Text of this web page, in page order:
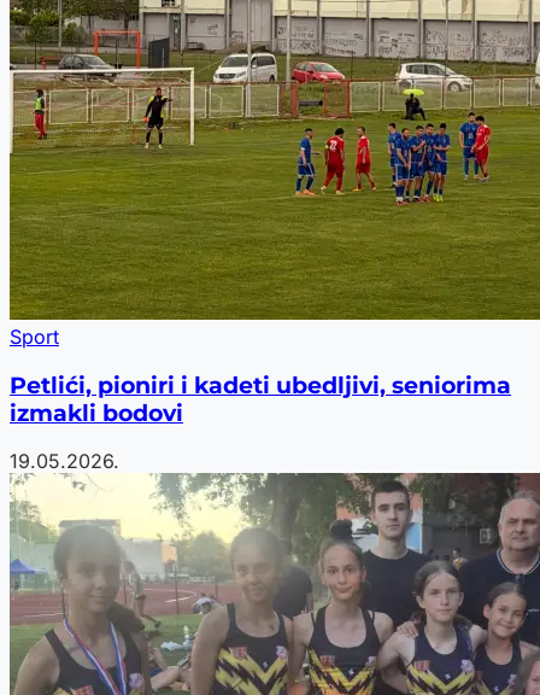
Sport
Petlići, pioniri i kadeti ubedljivi, seniorima
izmakli bodovi
19.05.2026.